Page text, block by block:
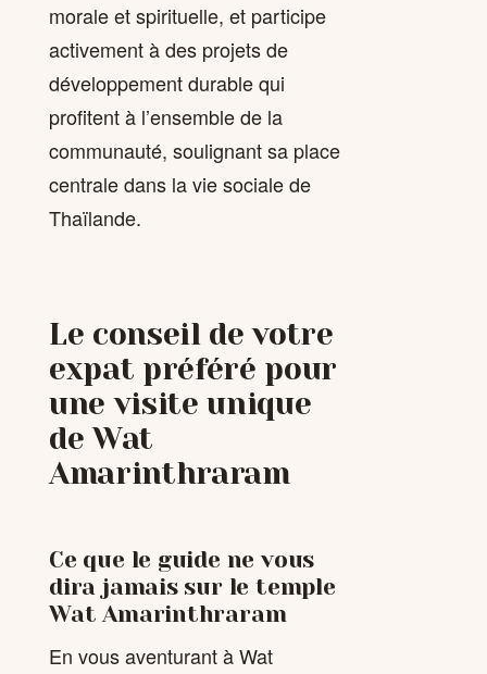
morale et spirituelle, et participe
activement à des projets de
développement durable qui
profitent à l’ensemble de la
communauté, soulignant sa place
centrale dans la vie sociale de
Thaïlande.
Le conseil de votre
expat préféré pour
une visite unique
de Wat
Amarinthraram
Ce que le guide ne vous
dira jamais sur le temple
Wat Amarinthraram
En vous aventurant à Wat